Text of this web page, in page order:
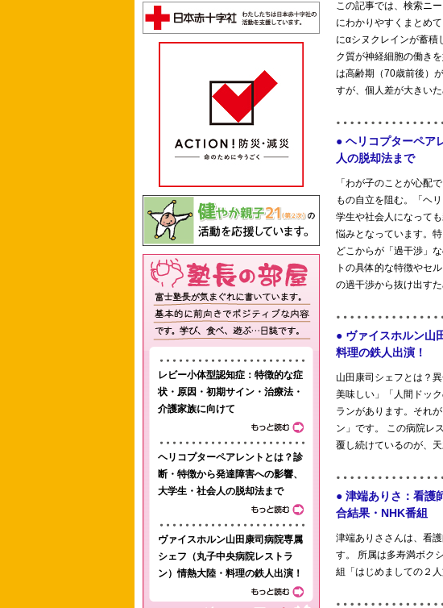
レビー小体型認知症：特徴的な症
状・原因・初期サイン・治療法・
介護家族に向けて
ヘリコプターペアレントとは？診
断・特徴から発達障害への影響、
大学生・社会人の脱却法まで
ヴァイスホルン山田康司病院専属
シェフ（丸子中央病院レストラ
ン）情熱大陸・料理の鉄人出演！